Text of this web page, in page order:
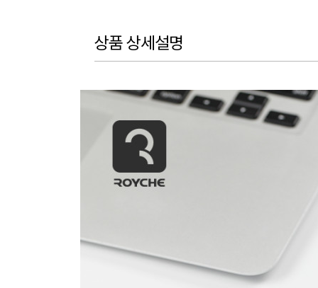
상품 상세설명